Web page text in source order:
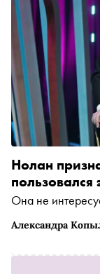
Александра
Нолан
пользовался
Она не